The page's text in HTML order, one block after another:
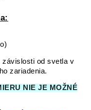
od svetla v
zariadenia.
NIE JE MOŽNÉ